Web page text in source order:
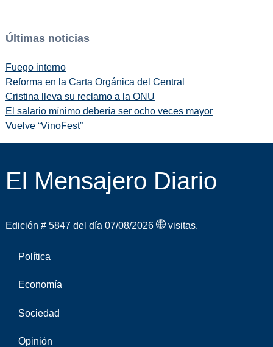
Últimas noticias
Fuego interno
Reforma en la Carta Orgánica del Central
Cristina lleva su reclamo a la ONU
El salario mínimo debería ser ocho veces mayor
Vuelve “VinoFest”
El Mensajero Diario
Edición # 5847 del día 07/08/2026 visitas.
Política
Economía
Sociedad
Opinión